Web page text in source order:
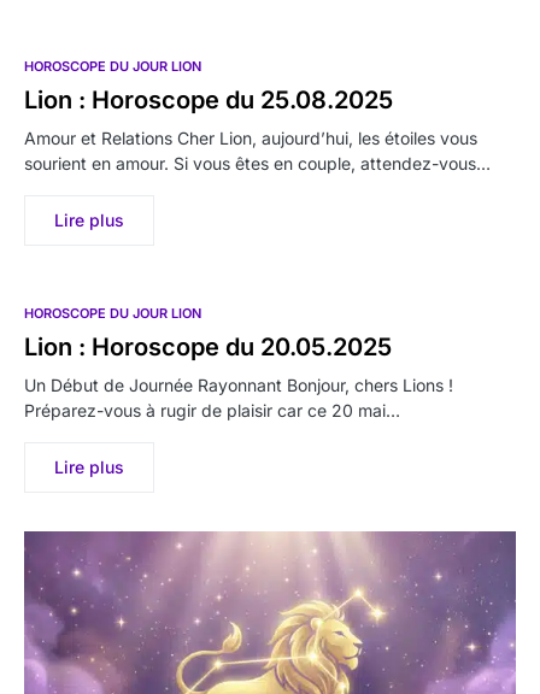
HOROSCOPE DU JOUR LION
Lion : Horoscope du 25.08.2025
Amour et Relations Cher Lion, aujourd’hui, les étoiles vous
sourient en amour. Si vous êtes en couple, attendez-vous…
Lire plus
HOROSCOPE DU JOUR LION
Lion : Horoscope du 20.05.2025
Un Début de Journée Rayonnant Bonjour, chers Lions !
Préparez-vous à rugir de plaisir car ce 20 mai…
Lire plus